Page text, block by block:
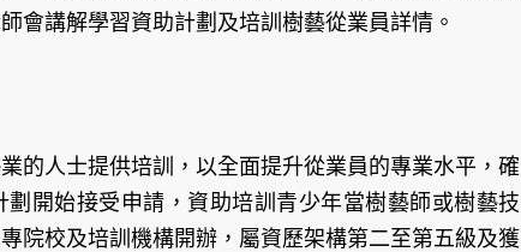
會講解學習資助計劃及培訓樹藝從業員詳情。
的人士提供培訓，以全面提升從業員的專業水平，確
開始接受申請，資助培訓青少年當樹藝師或樹藝技
院校及培訓機構開辦，屬資歷架構第二至第五級及獲